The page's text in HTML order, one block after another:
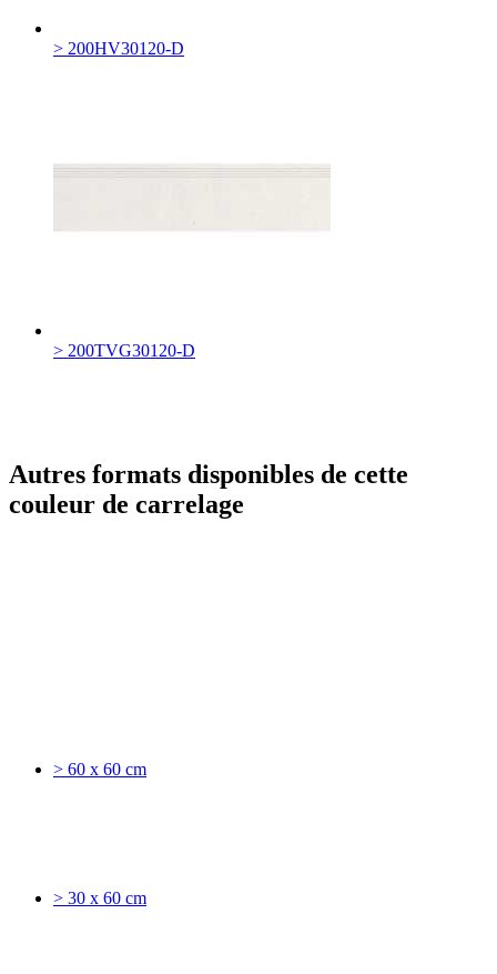
> 200HV30120-D
> 200TVG30120-D
Autres formats disponibles de cette
couleur de carrelage
> 60 x 60 cm
> 30 x 60 cm